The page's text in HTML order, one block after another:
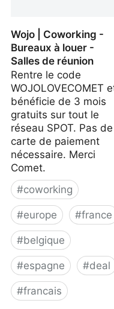
Wojo | Coworking -
Bureaux à louer -
Salles de réunion
Rentre le code
WOJOLOVECOMET
bénéficie de 3 mois
gratuits sur tout le
réseau SPOT. Pas de
carte de paiement
nécessaire. Merci
Comet.
#coworking
#europe #france
#belgique
#espagne #deal
#francais